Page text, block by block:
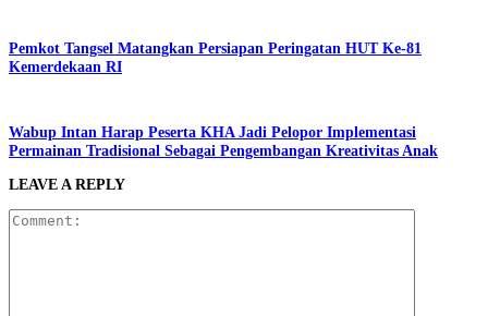
Pemkot Tangsel Matangkan Persiapan Peringatan HUT Ke-81
Kemerdekaan RI
Wabup Intan Harap Peserta KHA Jadi Pelopor Implementasi
Permainan Tradisional Sebagai Pengembangan Kreativitas Anak
LEAVE A REPLY